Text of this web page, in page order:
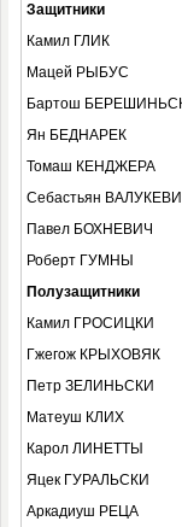
Защитники
Камил ГЛИК
Мацей РЫБУС
Бартош
Ян БЕДНАРЕК
Томаш КЕНДЖЕРА
Себастьян
Павел БОХНЕВИЧ
Роберт ГУМНЫ
Полузащитники
Камил ГРОСИЦКИ
Гжегож КРЫХОВЯК
Петр ЗЕЛИНЬСКИ
Матеуш КЛИХ
Карол ЛИНЕТТЫ
Яцек ГУРАЛЬСКИ
Аркадиуш РЕЦА